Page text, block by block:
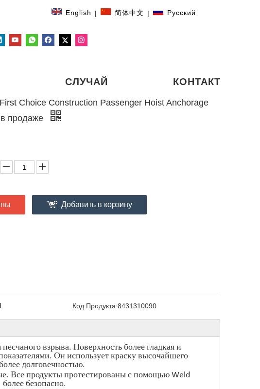
English | 简体中文 | Pусский
СЛУЧАЙ КОНТАКТ
Choice Construction Passenger Hoist Anchorage
продаже
Добавить в корзину
Код Продукта:8431310090
взрыва. Поверхность более гладкая и
Он использует краску высочайшего
долговечностью.
Все продукты протестированы с помощью Weld
безопасно.